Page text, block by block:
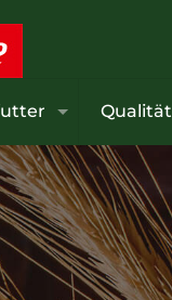
Qualität